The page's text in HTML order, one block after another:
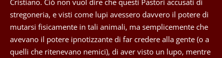
stregoneria, e visti come lupi avessero davvero il potere di
mutarsi fisicamente in tali animali, ma semplicemente che
avevano il potere ipnotizzante di far credere alla gente (o a
quelli che ritenevano nemici), di aver visto un lupo, mentre